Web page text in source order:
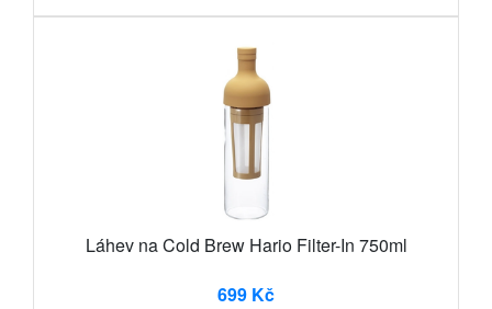
Láhev na Cold Brew Hario Filter-In 750ml
699 Kč